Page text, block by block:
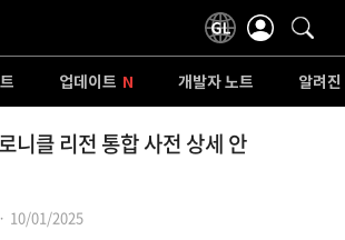
업데이트 개발자 노트 알려
니클 리전 통합 사전 상세 안
10/01/2025